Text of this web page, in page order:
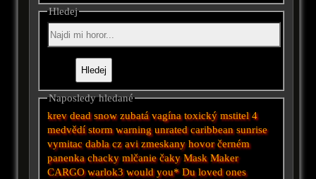
Hledej
Naposledy hledané
krev dead snow zubatá vagína toxický mstitel 4
medvědí storm warning unrated caribbean sunrise
vymitac dabla cz avi zmeskany hovor černém
panenka chacky mlčanie čaky Mask Maker
CARGO warlok3 would you* Du loved ones